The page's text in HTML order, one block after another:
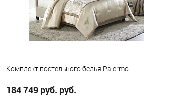
Комплект постельного белья Palermo
184 749 руб. руб.